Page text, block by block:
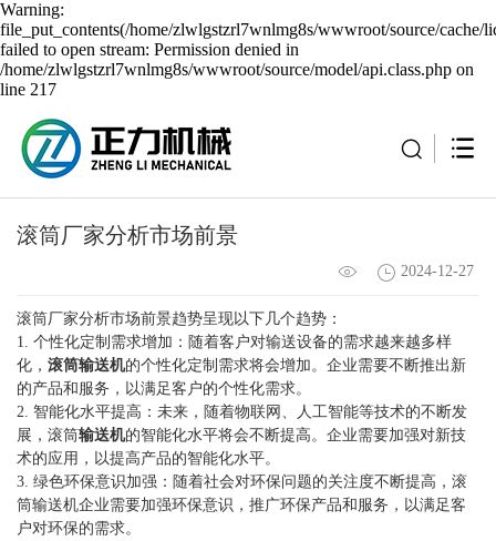
Warning:
file_put_contents(/home/zlwlgstzrl7wnlmg8s/wwwroot/source/cache/
failed to open stream: Permission denied in
/home/zlwlgstzrl7wnlmg8s/wwwroot/source/model/api.class.php on
line 217
滚筒厂家分析市场前景
2024-12-27
滚筒厂家分析市场前景趋势呈现以下几个趋势：
1. 个性化定制需求增加：随着客户对输送设备的需求越来越多样
化， 滚筒输送机的个性化定制需求将会增加。企业需要不断推出新
的产品和服务，以满足客户的个性化需求。
2. 智能化水平提高：未来，随着物联网、人工智能等技术的不断发
展，滚筒输送机的智能化水平将会不断提高。企业需要加强对新技
术的应用，以提高产品的智能化水平。
3. 绿色环保意识加强：随着社会对环保问题的关注度不断提高，滚
筒输送机企业需要加强环保意识，推广环保产品和服务，以满足客
户对环保的需求。